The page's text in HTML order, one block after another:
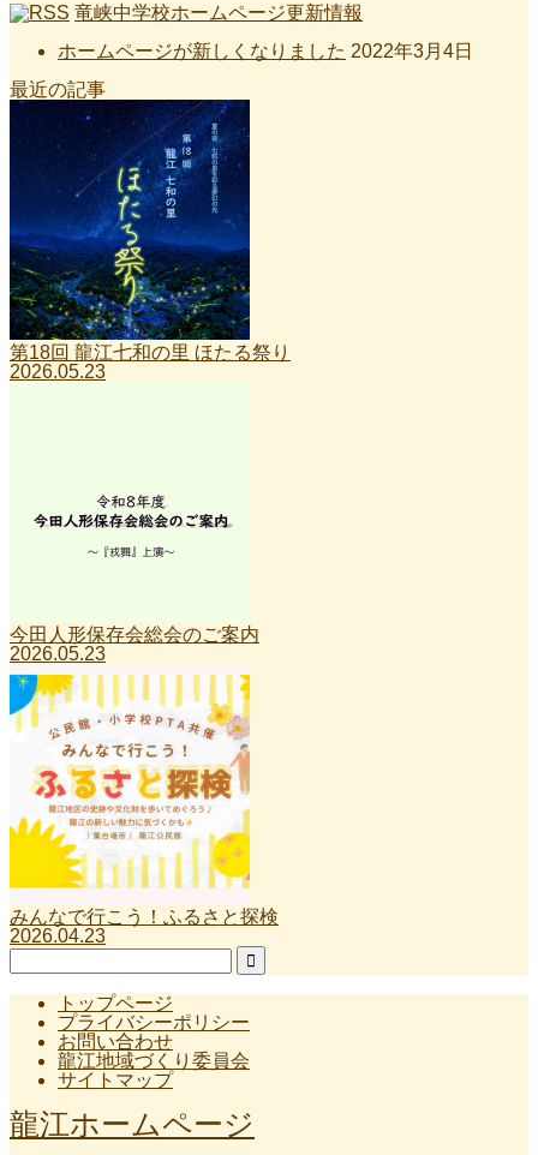
竜峡中学校ホームページ更新情報
ホームページが新しくなりました 2022年3月4日
最近の記事
第18回 龍江七和の里 ほたる祭り
2026.05.23
今田人形保存会総会のご案内
2026.05.23
みんなで行こう！ふるさと探検
2026.04.23
トップページ
プライバシーポリシー
お問い合わせ
龍江地域づくり委員会
サイトマップ
龍江ホームページ